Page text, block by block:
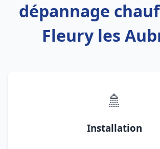
dépannage
Fleury les
🚿
Installation